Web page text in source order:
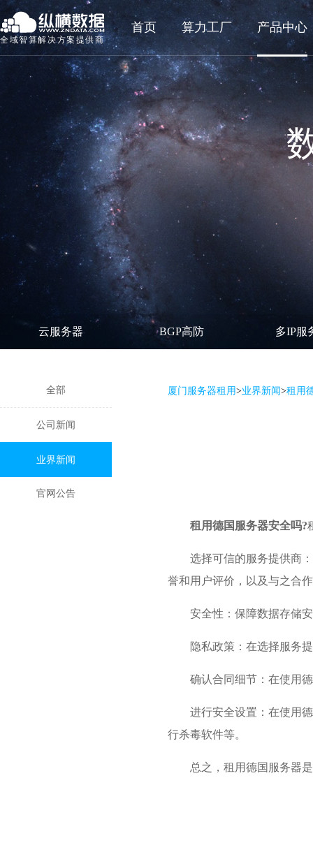
全域智算解决方案提供商
首页 算力工厂 产品中心
云服务器 BGP高防 多IP服
全部
公司新闻
业界新闻
官网公告
厦门服务器租用>业界新闻>租用
租用德国服务器安全吗?
选择可信的服务提供商
誉和用户评价，以及与之合
安全性：保障数据存储
隐私政策：在选择服务
确认合同细节：在使用
进行安全设置：在使用
行杀毒软件等。
总之，租用德国服务器